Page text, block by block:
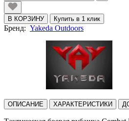
В КОРЗИНУ Купить в 1 клик
Бренд: Yakeda Outdoors
ОПИСАНИЕ ХАРАКТЕРИСТИКИ